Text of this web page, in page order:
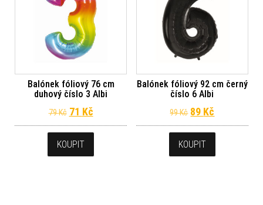
Balónek fóliový 76 cm
duhový číslo 3 Albi
79Kč Původní cena byla: 79 Kč.
71 KčAktuální cena je: 71 Kč.
KOUPIT
Balónek fóliový 92 cm černý
číslo 6 Albi
99Kč Původní cena
89 Kč
KOUPIT